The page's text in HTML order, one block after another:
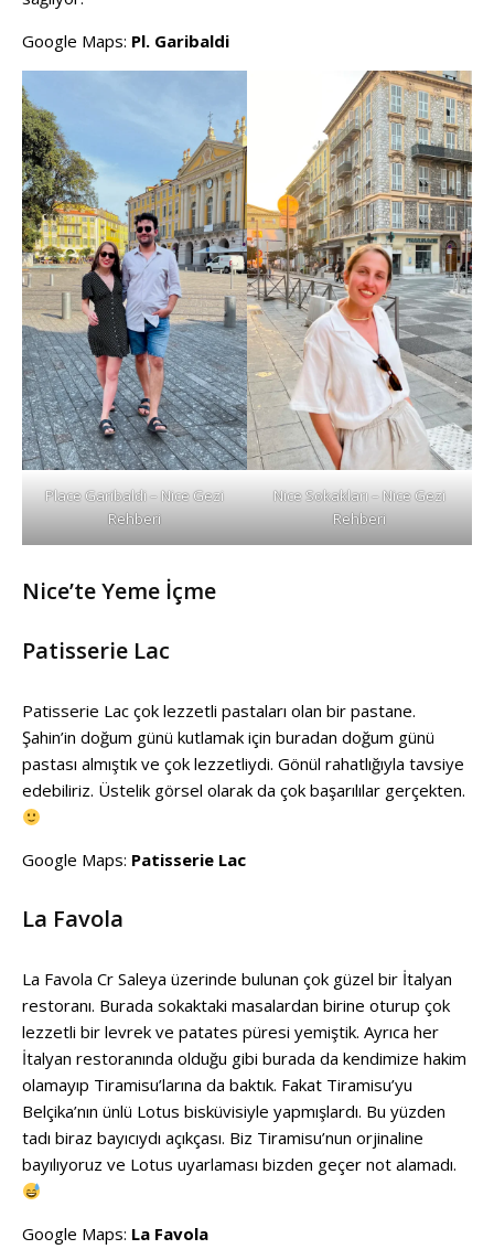
Google Maps: Pl. Garibaldi
Place Garibaldi – Nice Gezi
Rehberi
Nice Sokakları – Nice Gezi
Rehberi
Nice’te Yeme İçme
Patisserie Lac
Patisserie Lac çok lezzetli pastaları olan bir pastane.
Şahin’in doğum günü kutlamak için buradan doğum günü
pastası almıştık ve çok lezzetliydi. Gönül rahatlığıyla tavsiye
edebiliriz. Üstelik görsel olarak da çok başarılılar gerçekten.
Google Maps: Patisserie Lac
La Favola
La Favola Cr Saleya üzerinde bulunan çok güzel bir İtalyan
restoranı. Burada sokaktaki masalardan birine oturup çok
lezzetli bir levrek ve patates püresi yemiştik. Ayrıca her
İtalyan restoranında olduğu gibi burada da kendimize hakim
olamayıp Tiramisu’larına da baktık. Fakat Tiramisu’yu
Belçika’nın ünlü Lotus bisküvisiyle yapmışlardı. Bu yüzden
tadı biraz bayıcıydı açıkçası. Biz Tiramisu’nun orjinaline
bayılıyoruz ve Lotus uyarlaması bizden geçer not alamadı.
Google Maps: La Favola